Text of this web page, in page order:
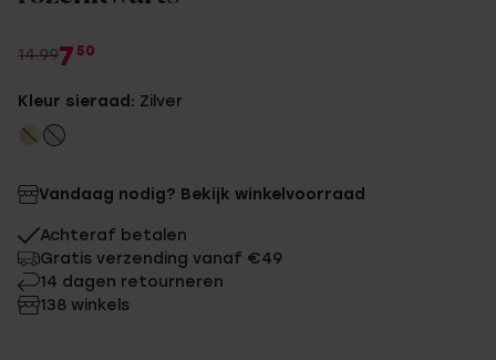
14.997 50
Kleur sieraad: Zilver
Vandaag nodig? Bekijk winkelvoorraad
Achteraf betalen
Gratis verzending vanaf €49
14 dagen retourneren
138 winkels